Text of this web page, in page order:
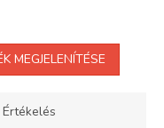
MEGJELENÍTÉSE
Értékelés